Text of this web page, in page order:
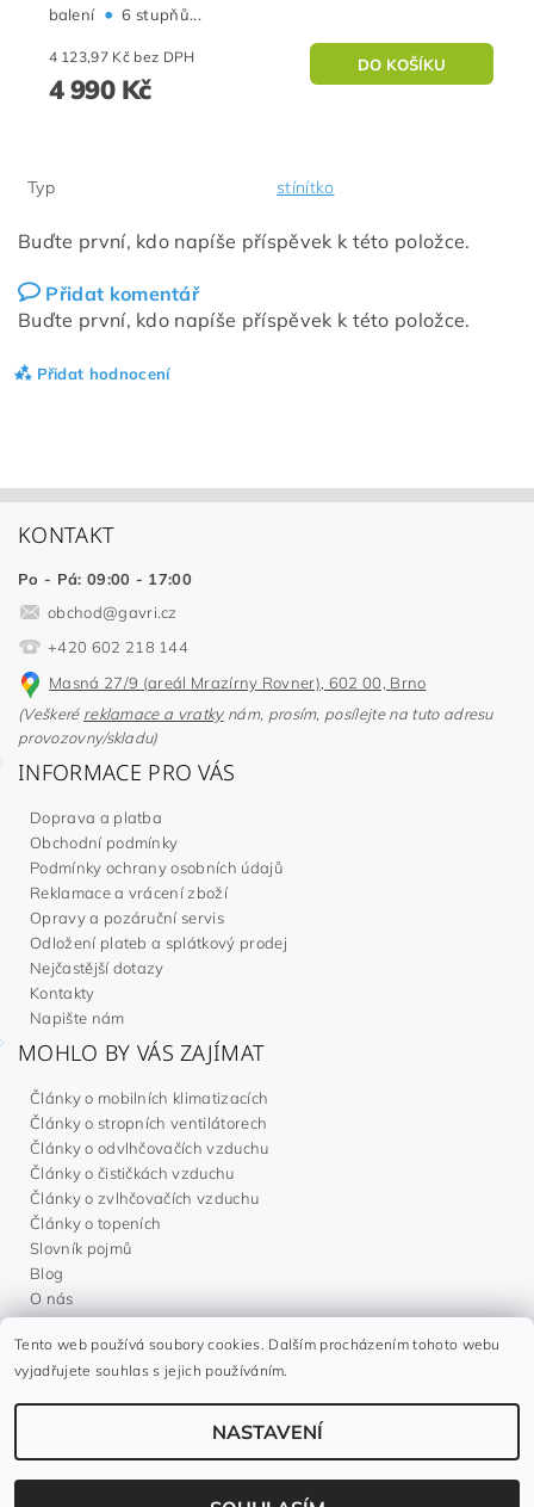
balení • 6 stupňů...
4 123,97 Kč bez DPH
4 990 Kč
Typ stínítko
Buďte první, kdo napíše příspěvek k této položce.
Přidat komentář
Buďte první, kdo napíše příspěvek k této položce.
Přidat hodnocení
KONTAKT
Po - Pá: 09:00 - 17:00
obchod@gavri.cz
+420 602 218 144
Masná 27/9 (areál Mrazírny Rovner), 602 00, Brno
(Veškeré reklamace a vratkynám, prosím, posílejte na tuto adresu
provozovny/skladu)
INFORMACE PRO VÁS
Doprava a platba
Obchodní podmínky
Podmínky ochrany osobních údajů
Reklamace a vrácení zboží
Opravy a pozáruční servis
Odložení plateb a splátkový prodej
Nejčastější dotazy
Kontakty
Napište nám
MOHLO BY VÁS ZAJÍMAT
Články o mobilních klimatizacích
Články o stropních ventilátorech
Články o odvlhčovačích vzduchu
Články o čističkách vzduchu
Články o zvlhčovačích vzduchu
Články o topeních
Slovník pojmů
Blog
O nás
Noaton.cz | Noaton.de | Noaton.es | Gavri.sk | Gavri.es
Gavri.cz, všechna práva vyhrazena
Tento web používá soubory cookies. Dalším procházením tohoto webu
vyjadřujete souhlas s jejich používáním.
NASTAVENÍ